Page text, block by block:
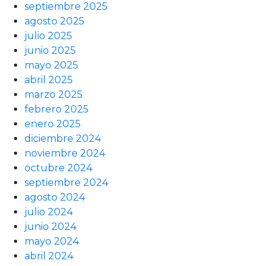
septiembre 2025
agosto 2025
julio 2025
junio 2025
mayo 2025
abril 2025
marzo 2025
febrero 2025
enero 2025
diciembre 2024
noviembre 2024
octubre 2024
septiembre 2024
agosto 2024
julio 2024
junio 2024
mayo 2024
abril 2024